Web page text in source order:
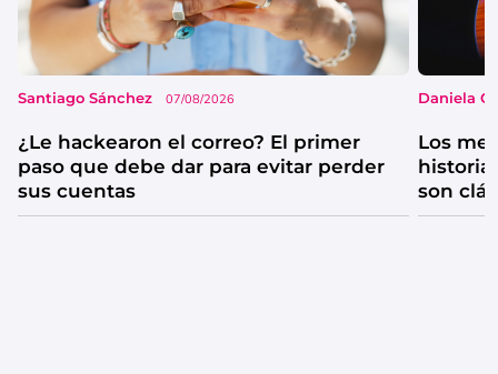
Santiago Sánchez 07/08/2026
¿Le hackearon el correo? El primer
paso que debe dar para evitar perder
sus cuentas
Daniela
Los
historia
son